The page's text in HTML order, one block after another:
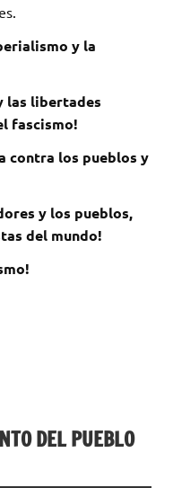
y la
las libertades
fascismo!
contra los pueblos y
y los pueblos,
del mundo!
DEL PUEBLO